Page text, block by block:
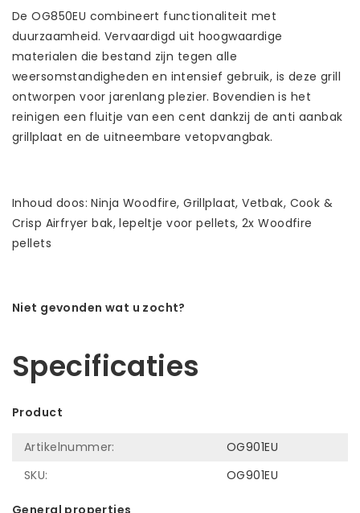
De OG850EU combineert functionaliteit met
duurzaamheid. Vervaardigd uit hoogwaardige
materialen die bestand zijn tegen alle
weersomstandigheden en intensief gebruik, is deze grill
ontworpen voor jarenlang plezier. Bovendien is het
reinigen een fluitje van een cent dankzij de anti aanbak
grillplaat en de uitneembare vetopvangbak.
Inhoud doos: Ninja Woodfire, Grillplaat, Vetbak, Cook &
Crisp Airfryer bak, lepeltje voor pellets, 2x Woodfire
pellets
Niet gevonden wat u zocht?
Specificaties
Product
Artikelnummer:
OG901EU
SKU:
OG901EU